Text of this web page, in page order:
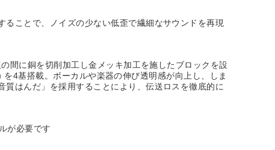
ことで、ノイズの少ない低歪で繊細なサウンドを再現
間に銅を切削加工し金メッキ加工を施したブロックを設
4基搭載。ボーカルや楽器の伸び透明感が向上し、しま
はんだ」を採用することにより、伝送ロスを徹底的に
が必要です